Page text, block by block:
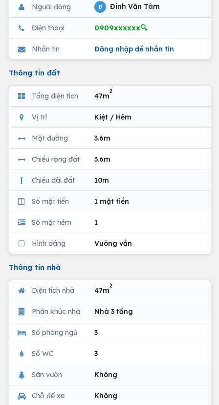
Người đăng Đ Đinh Văn Tâm
Điện thoại 0909xxxxxx🔍
Nhắn tin Đăng nhập để nhắn tin
Thông tin đất
Tổng diện tích 47m
2
Vị trí Kiệt / Hẻm
Mặt đường 3.6m
Chiều rộng đất 3.6m
Chiều dài đất 10m
Số mặt tiền 1 mặt tiền
Số mặt hẻm 1
Hình dáng Vuông vắn
Thông tin nhà
Diện tích nhà 47m
2
Phân khúc nhà Nhà 3 tầng
Số phòng ngủ 3
Số WC 3
Sân vườn Không
Chỗ để xe Không